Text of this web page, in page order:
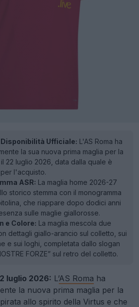
Ufficiale: L'AS Roma ha
la sua nuova prima maglia per la
22 luglio 2026, data dalla quale è
l'acquisto.
ASR: La maglia home 2026-27
storico stemma con il monogramma
che riappare dopo dodici anni
sulle maglie giallorosse.
e Colore: La maglia mescola due
dettagli giallo-arancio sul colletto, sui
e sui loghi, completata dallo slogan
FORZE” sul retro del colletto.
luglio 2026: L’AS Roma ha
la nuova prima maglia per la
allo spirito della Virtus e che